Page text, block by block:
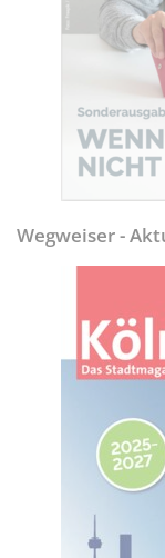
Wegweiser -